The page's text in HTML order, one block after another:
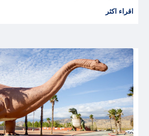
اقراء اكثر